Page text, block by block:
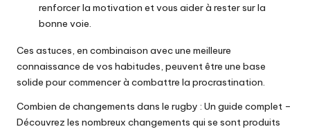
renforcer la motivation et vous aider à rester sur la
bonne voie.
Ces astuces, en combinaison avec une meilleure
connaissance de vos habitudes, peuvent être une base
solide pour commencer à combattre la procrastination.
Combien de changements dans le rugby : Un guide complet –
Découvrez les nombreux changements qui se sont produits